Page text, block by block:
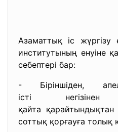
Азаматтық іс жүргізу
институтының енуіне
себептері бар:
- Біріншіден,
істі
қайта
соттық қорғауға толық